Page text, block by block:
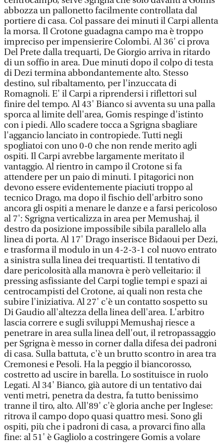
abbozza un pallonetto facilmente controllata dal
portiere di casa. Col passare dei minuti il Carpi allenta
la morsa. Il Crotone guadagna campo ma è troppo
impreciso per impensierire Colombi. Al 36' ci prova
Del Prete dalla trequarti, De Giorgio arriva in ritardo
di un soffio in area. Due minuti dopo il colpo di testa
di Dezi termina abbondantemente alto. Stesso
destino, sul ribaltamento, per l'inzuccata di
Romagnoli. E' il Carpi a riprendersi i riflettori sul
finire del tempo. Al 43' Bianco si avventa su una palla
sporca al limite dell'area, Gomis respinge d'istinto
con i piedi. Allo scadere tocca a Sgrigna sbagliare
l'aggancio lanciato in contropiede. Tutti negli
spogliatoi con uno 0-0 che non rende merito agli
ospiti. Il Carpi avrebbe largamente meritato il
vantaggio. Al rientro in campo il Crotone si fa
attendere per un paio di minuti. I pitagorici non
devono essere evidentemente piaciuti troppo al
tecnico Drago, ma dopo il fischio dell'arbitro sono
ancora gli ospiti a menare le danze e a farsi pericoloso
al 7': Sgrigna verticalizza in area per Memushaj, il
destro da posizione impossibile sibila parallelo alla
linea di porta. Al 17' Drago inserisce Bidaoui per Dezi,
e trasforma il modulo in un 4-2-3-1 col nuovo entrato
a sinistra sulla linea dei trequartisti. Il tentativo di
dare pericolosità alla manovra è però velleitario: il
pressing asfissiante del Carpi toglie tempi e spazi ai
centrocampisti del Crotone, ai quali non resta che
subire l'iniziativa. Al 27' c'è un contatto sospetto su
Di Gaudio all'altezza della linea dell'area. L'arbitro
lascia correre e sugli sviluppi Memushaj riesce a
penetrare in area sulla linea dell'out, il retropassaggio
per Sgrigna è messo in corner dalla difesa dei padroni
di casa. Sulla battuta, c'è un brutto scontro in area tra
Cremonesi e Pesoli. Ha la peggio il biancorosso,
costretto ad uscire in barella. Lo sostituisce in ruolo
Legati. Al 34' Bianco, già autore di un tentativo dai
venti metri, penetra da destra, fa tutto benissimo
tranne il tiro, alto. All'89' c'è gloria anche per Inglese:
ritrova il campo dopo quasi quattro mesi. Sono gli
ospiti, più che i padroni di casa, a provarci fino alla
fine: al 51' è Gagliolo a costringere Gomis a volare